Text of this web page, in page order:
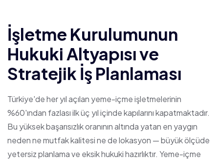
İşletme Kurulumunun
Hukuki Altyapısı ve
Stratejik İş Planlaması
Türkiye'de her yıl açılan yeme-içme işletmelerinin
%60'ından fazlası ilk üç yıl içinde kapılarını kapatmaktadır.
Bu yüksek başarısızlık oranının altında yatan en yaygın
neden ne mutfak kalitesi ne de lokasyon — büyük ölçüde
yetersiz planlama ve eksik hukuki hazırlıktır. Yeme-içme